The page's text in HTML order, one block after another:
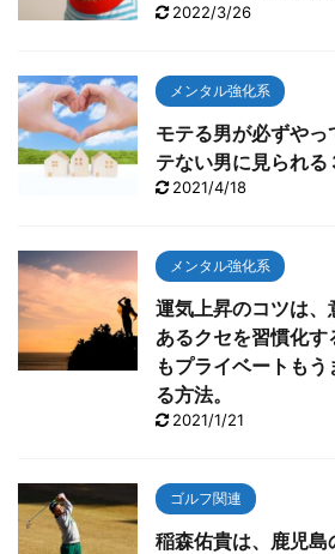
2022/3/26
メンタル強化系
モテる男が必ずや
テない男に見られる
2021/4/18
メンタル強化系
運気上昇のコツは
あるクセを習慣化
もプライベートも
る方法。
2021/1/21
ゴルフ関連
稲森佑貴は、鹿児